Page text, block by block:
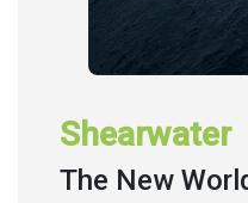
Shearwater
The New